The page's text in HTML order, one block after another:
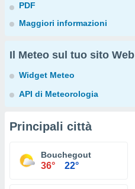
PDF
Maggiori informazioni
Il Meteo sul tuo sito Web
Widget Meteo
API di Meteorologia
Principali città
Bouchegout
36° 22°